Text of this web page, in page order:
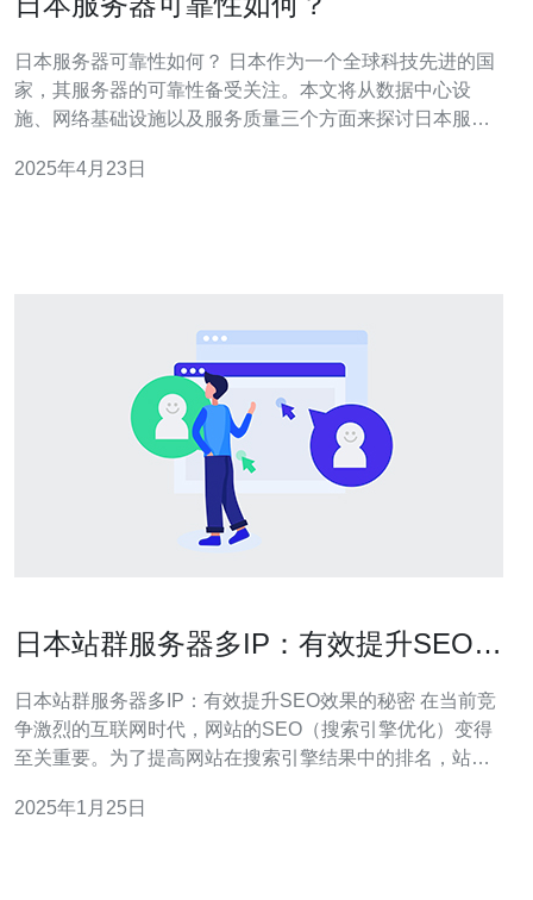
日本服务器可靠性如何？ 日本作为一个全球科技先进的国
家，其服务器的可靠性备受关注。本文将从数据中心设
施、网络基础设施以及服务质量三个方面来探讨日本服务
的硬件设备和技术。这些设施通常具备多重电源供应、
2025年4月23日
日本站群服务器多IP：有效提升SEO效
日本站群服务器多IP：有效提升SEO效果的秘密 在当前竞
争激烈的互联网时代，网站的SEO（搜索引擎优化）变得
至关重要。为了提高网站在搜索引擎结果中的排名，站群
站群服务器多IP的秘密，以及它如何有效提升SEO效果。
2025年1月25日